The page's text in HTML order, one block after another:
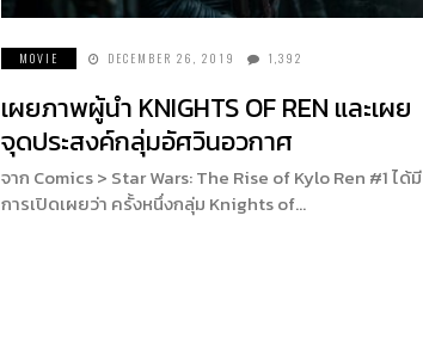
MOVIE DECEMBER 26, 2019 1,392
เผยภาพผู้นำ KNIGHTS OF REN และเผย
จุดประสงค์กลุ่มอัศวินอวกาศ
จาก Comics > Star Wars: The Rise of Kylo Ren #1 ได้มี
การเปิดเผยว่า ครั้งหนึ่งกลุ่ม Knights of…